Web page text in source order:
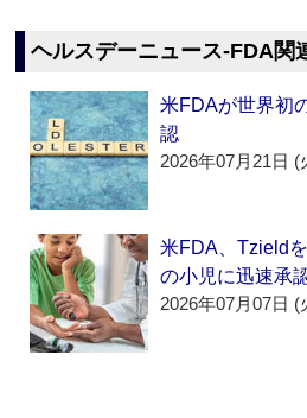
ヘルスデーニュース‐FDA関
米FDAが世界初
認
2026年07月21日 (
米FDA、Tzield
の小児に迅速承
2026年07月07日 (